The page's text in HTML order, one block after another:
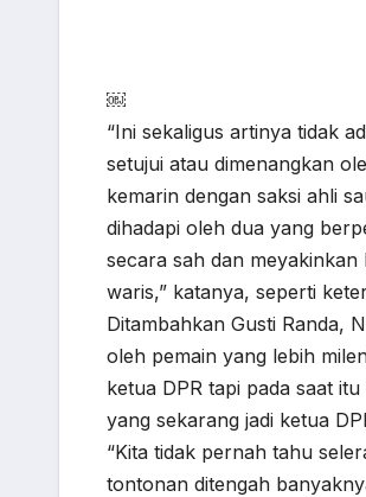
￼
“Ini sekaligus artinya tidak
setujui atau dimenangkan
kemarin dengan saksi ahli
dihadapi oleh dua yang
secara sah dan meyakinkan
waris,” katanya, seperti
Ditambahkan Gusti Randa,
oleh pemain yang lebih
ketua DPR tapi pada saat
yang sekarang jadi ketua
“Kita tidak pernah tahu
tontonan ditengah